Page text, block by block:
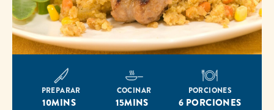
PREPARAR
10MINS
COCINAR
15MINS
PORCIONES
6 PORCIONES